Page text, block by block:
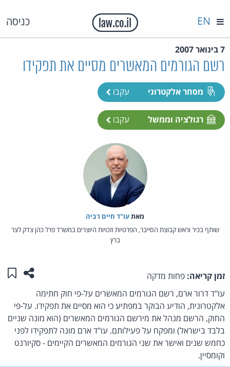
כניסה EN
7 בינואר 2007
רשם הגורמים המאשרים מסיים את תפקידו
מסחר אלקטרוני עקבו
רגולציה וממשל עקבו
מאת‏עו"ד חיים רביה
שותף בכיר וראש קבוצת הסייבר, הפרטיות וזכויות היוצרים במשרד פרל כהן צדק לצר
ברץ
זמן קריאה: פחות מדקה שתפו
עו"ד דרור ארם, רשם הגורמים המאשרים על-פי חוק חתימה
אלקטרונית, הודיע הבוקר במפתיע כי הוא מסיים את תפקידו. על-פי
החוק, הרשם מנהל את מירשם הגורמים המאשרים (הוא מונה שניים
בלבד בישראל) ומפקח על פעילותם. עו"ד ארם מונה לתפקידו לפני
כחמש שנים ואישר את שני הגורמים המאשרים הקיימים - סקיורנט
וקומסיין.